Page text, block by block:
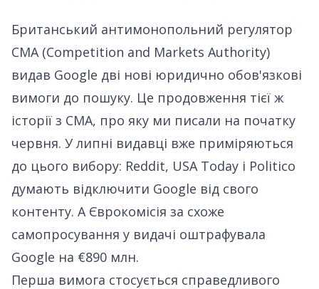
Британський антимонопольний регулятор
CMA (Competition and Markets Authority)
видав Google дві нові юридично обов'язкові
вимоги до пошуку. Це продовження тієї ж
історії з CMA, про яку ми писали на початку
червня. У липні видавці вже приміряються
до цього вибору: Reddit, USA Today і Politico
думають відключити Google від свого
контенту. А Єврокомісія за схоже
самопросування у видачі оштрафувала
Google на €890 млн.
Перша вимога стосується справедливого